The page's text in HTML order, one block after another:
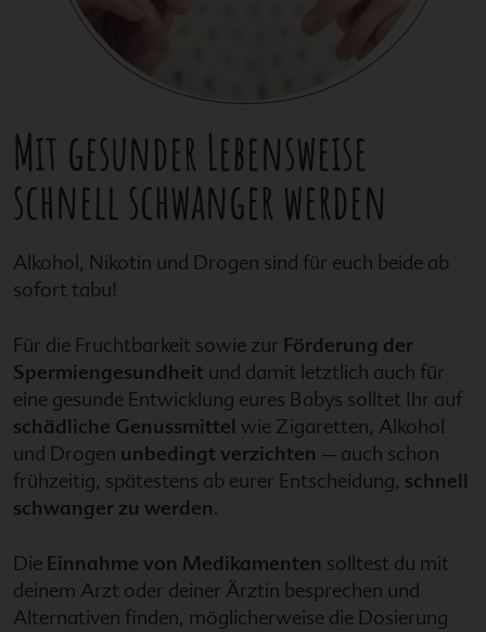
Mit gesunder Lebensweise
schnell schwanger werden
Alkohol, Nikotin und Drogen sind für euch beide ab
sofort tabu!
Für die Fruchtbarkeit sowie zur Förderung der
Spermiengesundheit und damit letztlich auch für
eine gesunde Entwicklung eures Babys solltet Ihr auf
schädliche Genussmittel wie Zigaretten, Alkohol
und Drogen unbedingt verzichten – auch schon
frühzeitig, spätestens ab eurer Entscheidung, schnell
schwanger zu werden.
Die Einnahme von Medikamenten solltest du mit
deinem Arzt oder deiner Ärztin besprechen und
Alternativen finden, möglicherweise die Dosierung